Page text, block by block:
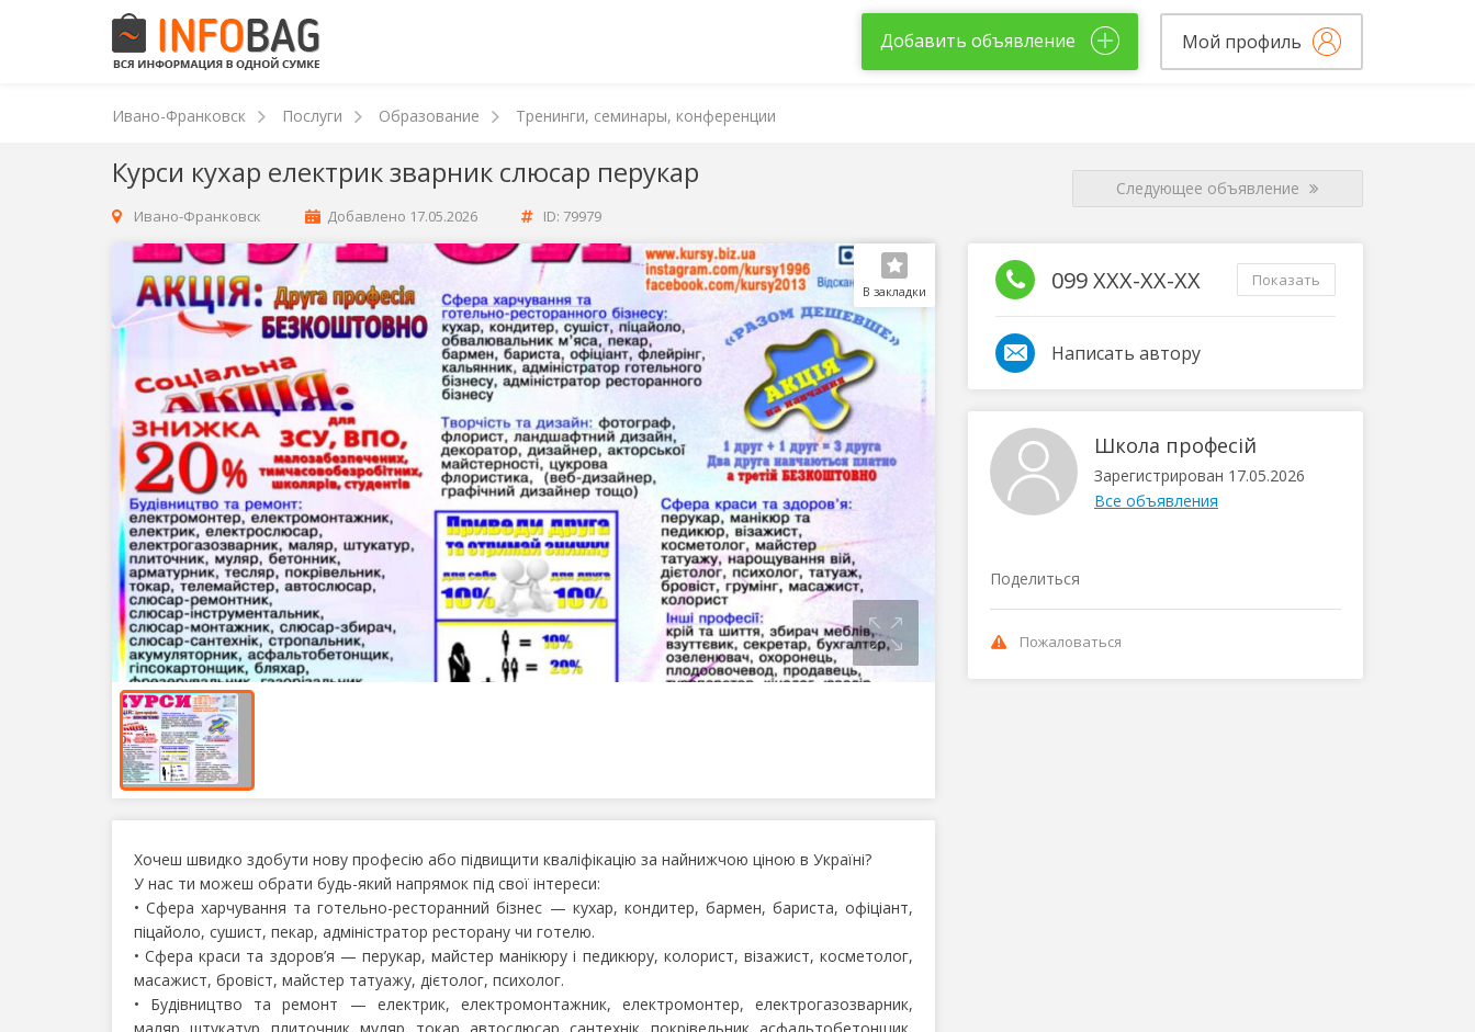
Добавить объявление Мой профиль
Ивано-Франковск Послуги Образование Тренинги, семинары, конференции
Курси кухар електрик зварник слюсар перукар
Ивано-Франковск Добавлено 17.05.2026 ID: 79979
Следующее объявление
В закладки
Хочеш швидко здобути нову професію або підвищити кваліфікацію за найнижчою ціною в Україні?
У нас ти можеш обрати будь-який напрямок під свої інтереси:
• Сфера харчування та готельно-ресторанний бізнес — кухар, кондитер, бармен, бариста, офіціант,
піцайоло, сушист, пекар, адміністратор ресторану чи готелю.
• Сфера краси та здоров’я — перукар, майстер манікюру і педикюру, колорист, візажист, косметолог,
масажист, бровіст, майстер татуажу, дієтолог, психолог.
• Будівництво та ремонт — електрик, електромонтажник, електромонтер, електрогазозварник,
099 XXX-XX-XX Показать
Написать автору
Школа професій
Зарегистрирован 17.05.2026
Все объявления
Поделиться
Пожаловаться